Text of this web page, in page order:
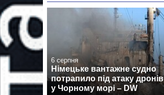
6 серпня
Німецьке вантажне судно
потрапило під атаку дронів
у Чорному морі – DW